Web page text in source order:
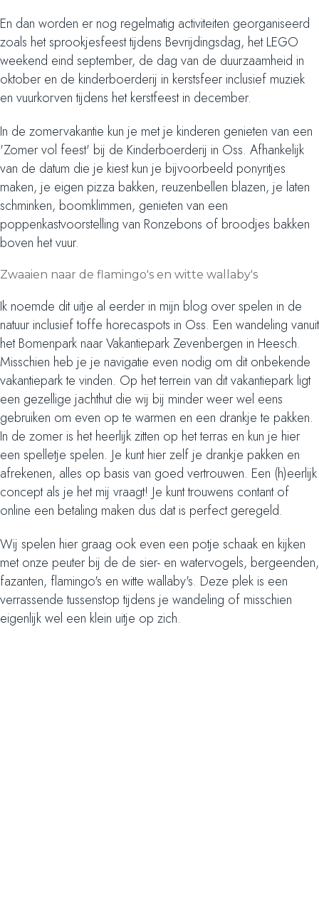
En dan worden er nog regelmatig activiteiten georganiseerd
zoals het sprookjesfeest tijdens Bevrijdingsdag, het LEGO
weekend eind september, de dag van de duurzaamheid in
oktober en de kinderboerderij in kerstsfeer inclusief muziek
en vuurkorven tijdens het kerstfeest in december.
In de zomervakantie kun je met je kinderen genieten van een
'Zomer vol feest' bij de Kinderboerderij in Oss. Afhankelijk
van de datum die je kiest kun je bijvoorbeeld ponyritjes
maken, je eigen pizza bakken, reuzenbellen blazen, je laten
schminken, boomklimmen, genieten van een
poppenkastvoorstelling van Ronzebons of broodjes bakken
boven het vuur.
Zwaaien naar de flamingo's en witte wallaby's
Ik noemde dit uitje al eerder in mijn blog over spelen in de
natuur inclusief toffe horecaspots in Oss. Een wandeling vanuit
het Bomenpark naar Vakantiepark Zevenbergen in Heesch.
Misschien heb je je navigatie even nodig om dit onbekende
vakantiepark te vinden. Op het terrein van dit vakantiepark ligt
een gezellige jachthut die wij bij minder weer wel eens
gebruiken om even op te warmen en een drankje te pakken.
In de zomer is het heerlijk zitten op het terras en kun je hier
een spelletje spelen. Je kunt hier zelf je drankje pakken en
afrekenen, alles op basis van goed vertrouwen. Een (h)eerlijk
concept als je het mij vraagt! Je kunt trouwens contant of
online een betaling maken dus dat is perfect geregeld.
Wij spelen hier graag ook even een potje schaak en kijken
met onze peuter bij de de sier- en watervogels, bergeenden,
fazanten, flamingo's en witte wallaby's. Deze plek is een
verrassende tussenstop tijdens je wandeling of misschien
eigenlijk wel een klein uitje op zich.